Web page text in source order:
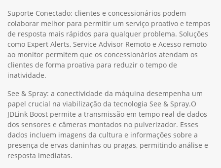
Suporte Conectado: clientes e concessionários podem
colaborar melhor para permitir um serviço proativo e tempos
de resposta mais rápidos para qualquer problema. Soluções
como Expert Alerts, Service Advisor Remoto e Acesso remoto
ao monitor permitem que os concessionários atendam os
clientes de forma proativa para reduzir o tempo de
inatividade.
See & Spray: a conectividade da máquina desempenha um
papel crucial na viabilização da tecnologia See & Spray.O
JDLink Boost permite a transmissão em tempo real de dados
dos sensores e câmeras montados no pulverizador. Esses
dados incluem imagens da cultura e informações sobre a
presença de ervas daninhas ou pragas, permitindo análise e
resposta imediatas.